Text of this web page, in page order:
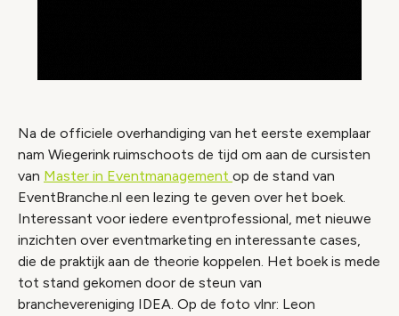
Na de officiele overhandiging van het eerste exemplaar
nam Wiegerink ruimschoots de tijd om aan de cursisten
van Master in Eventmanagement op de stand van
EventBranche.nl een lezing te geven over het boek.
Interessant voor iedere eventprofessional, met nieuwe
inzichten over eventmarketing en interessante cases,
die de praktijk aan de theorie koppelen. Het boek is mede
tot stand gekomen door de steun van
branchevereniging IDEA. Op de foto vlnr: Leon